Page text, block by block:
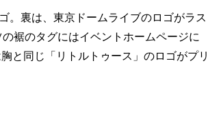
。裏は、東京ドームライブのロゴがラス
裾のタグにはイベントホームページに
と同じ「リトルトゥース」のロゴがプリ